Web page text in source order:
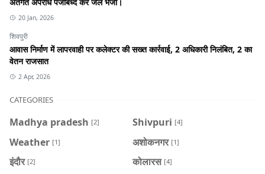
20 Jan, 2026
शिवपुरी
आवास निर्माण में लापरवाही पर कलेक्टर की सख्त कार्रवाई, 2 अधिकारी निलंबित, 2 का
वेतन राजसात
2 Apr, 2026
CATEGORIES
Madhya pradesh [2] Shivpuri [4]
Weather [1] अशोकनगर [1]
इंदौर [2] कोलारस [4]